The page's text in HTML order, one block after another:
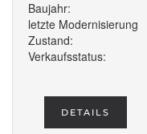
Baujahr:
letzte Modernisierung
Zustand:
Verkaufsstatus:
DETAILS